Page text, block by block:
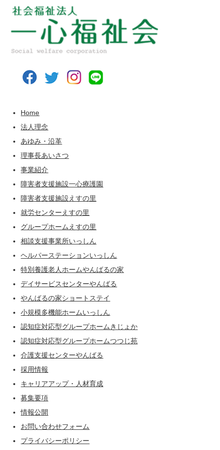
Home
法人理念
あゆみ・沿革
理事長あいさつ
事業紹介
障害者支援施設一心療護園
障害者支援施設えすの里
就労センターえすの里
グループホームえすの里
相談支援事業所いっしん
ヘルパーステーションいっしん
特別養護老人ホームやんばるの家
デイサービスセンターやんばる
やんばるの家ショートステイ
小規模多機能ホームいっしん
認知症対応型グループホームきじょか
認知症対応型グループホームつつじ苑
介護支援センターやんばる
採用情報
キャリアアップ・人材育成
募集要項
情報公開
お問い合わせフォーム
プライバシーポリシー